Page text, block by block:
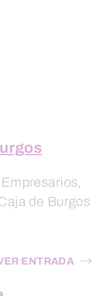
de Burgos
ENTRADA